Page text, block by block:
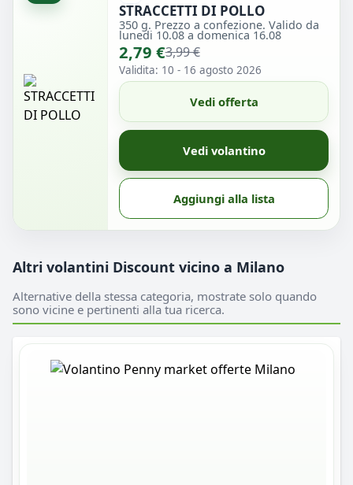
STRACCETTI DI POLLO
350 g. Prezzo a confezione. Valido da
lunedi 10.08 a domenica 16.08
2,79 €3,99 €
Validita: 10 - 16 agosto 2026
Vedi offerta
Vedi volantino
Aggiungi alla lista
Altri volantini Discount vicino a Milano
Alternative della stessa categoria, mostrate solo quando
sono vicine e pertinenti alla tua ricerca.